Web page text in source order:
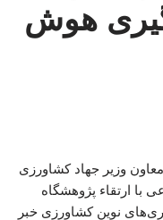
هوش
وزیر جهاد کشاورزی
با ارتقاء پژوهشگاه
نوین کشاورزی خبر